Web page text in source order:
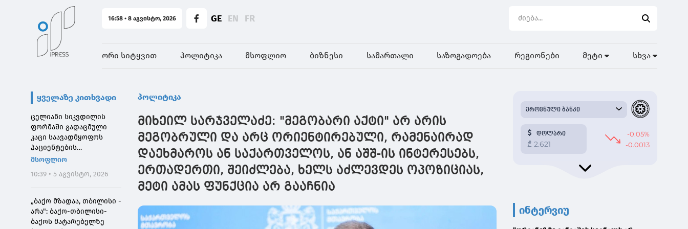
16:58 • 8 აგვისტო, 2026 GE EN FR
ორი სიტყვით პოლიტიკა მსოფლიო ბიზნესი სამართალი საზოგადოება რეგიონები მეტი სხვა
ყველაზე კითხვადი
ცელიანი სიკვდილის
ფორმაში გადაცმული
კაცი საავადმყოფოს
პაციენტების
შეშინებისთვის
მსოფლიო
10:39 • 5 აგვისტო, 2026
„ბაქო მზადაა, თბილისი -
არა": ბაქო-თბილისი-
ბაქოს მატარებელზე
პოლიტიკა
მიხეილ სარჯველაძე: "მეგობარი აქტი" არ არის
მეგობრული და არც ორიენტირებული, რამენაირად
დაეხმაროს ან საქართველოს, ან აშშ-ის ინტერესებს,
ერთადერთი, შეიძლება, ხელს აძლევდეს ოპოზიციას,
მეტი ამას ფუნქცია არ გააჩნია
ინტერვიუ